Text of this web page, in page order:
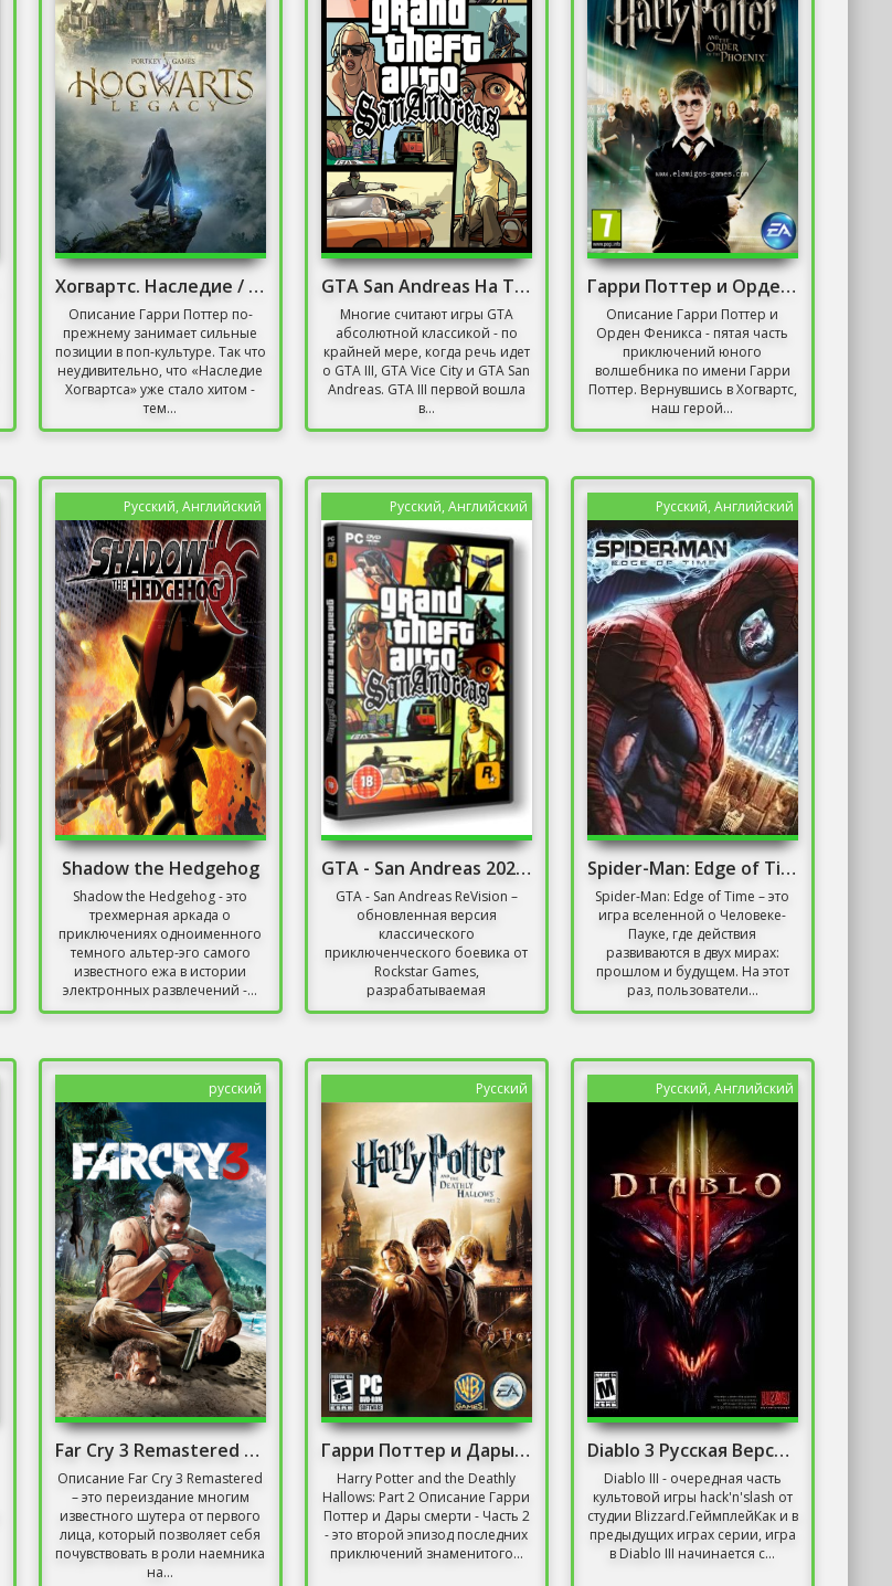
Хогвартс. Наследие / Hogwarts Legacy
Описание Гарри Поттер по-
прежнему занимает сильные
позиции в поп-культуре. Так что
неудивительно, что «Наследие
Хогвартса» уже стало хитом -
тем...
GTA San Andreas На Телефон
Многие считают игры GTA
абсолютной классикой - по
крайней мере, когда речь идет
о GTA III, GTA Vice City и GTA San
Andreas. GTA III первой вошла
в...
Гарри Поттер и Орден Феникса / Harry Potter and
Описание Гарри Поттер и
Орден Феникса - пятая часть
приключений юного
волшебника по имени Гарри
Поттер. Вернувшись в Хогвартс,
наш герой...
Русский, Английский
Shadow the Hedgehog
Shadow the Hedgehog - это
трехмерная аркада о
приключениях одноименного
темного альтер-эго самого
известного ежа в истории
электронных развлечений -...
Русский, Английский
GTA - San Andreas 2020 Remastered
GTA - San Andreas ReVision –
обновленная версия
классического
приключенческого боевика от
Rockstar Games,
разрабатываемая
неофициальной командой...
Русский, Английский
Spider-Man: Edge of Time
Spider-Man: Edge of Time – это
игра вселенной о Человеке-
Пауке, где действия
развиваются в двух мирах:
прошлом и будущем. На этот
раз, пользователи...
русский
Far Cry 3 Remastered Mod
Описание Far Cry 3 Remastered
– это переиздание многим
известного шутера от первого
лица, который позволяет себя
почувствовать в роли наемника
на...
Русский
Гарри Поттер и Дары Смерти: Часть 2
Harry Potter and the Deathly
Hallows: Part 2 Описание Гарри
Поттер и Дары смерти - Часть 2
- это второй эпизод последних
приключений знаменитого...
Русский, Английский
Diablo 3 Русская Версия Механики 2019
Diablo III - очередная часть
культовой игры hack'n'slash от
студии Blizzard.ГеймплейКак и в
предыдущих играх серии, игра
в Diablo III начинается с...